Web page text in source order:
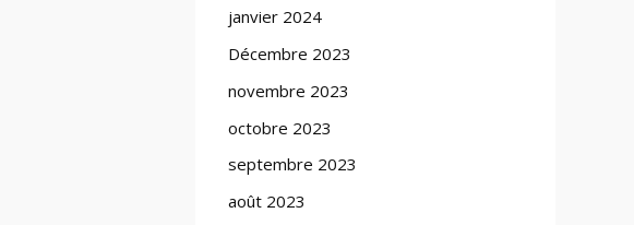
janvier 2024
Décembre 2023
novembre 2023
octobre 2023
septembre 2023
août 2023